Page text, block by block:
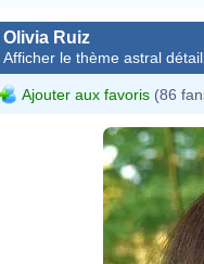
Olivia Ruiz
Afficher le thème astral
Ajouter aux favoris (86